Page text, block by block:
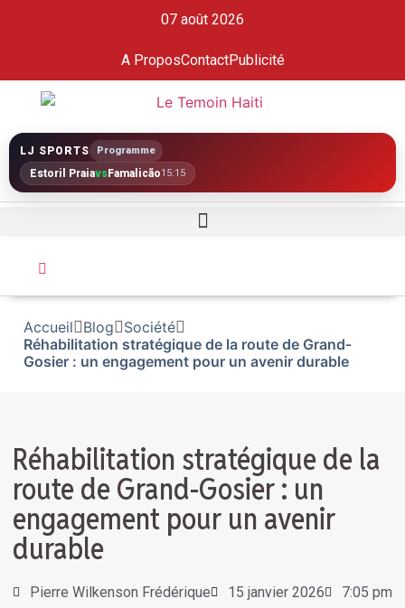
07 août 2026
A ProposContactPublicité
LJ SPORTS Programme
Estoril PraiavsFamalicão15:15
Accueil Blog
Société
Réhabilitation stratégique de la route de Grand-
Gosier : un engagement pour un avenir durable
Réhabilitation stratégique de la
route de Grand-Gosier : un
engagement pour un avenir
durable
Pierre Wilkenson Frédérique 15 janvier 2026 7:05 pm